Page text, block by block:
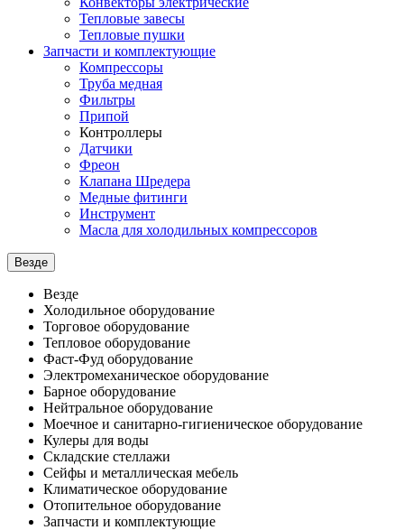
Тепловые завесы
Тепловые пушки
Запчасти и комплектующие
Компрессоры
Труба медная
Фильтры
Припой
Контроллеры
Датчики
Фреон
Клапана Шредера
Медные фитинги
Инструмент
Масла для холодильных компрессоров
Везде
Везде
Холодильное оборудование
Торговое оборудование
Тепловое оборудование
Фаст-Фуд оборудование
Электромеханическое оборудование
Барное оборудование
Нейтральное оборудование
Моечное и санитарно-гигиеническое оборудование
Кулеры для воды
Складские стеллажи
Сейфы и металлическая мебель
Климатическое оборудование
Отопительное оборудование
Запчасти и комплектующие